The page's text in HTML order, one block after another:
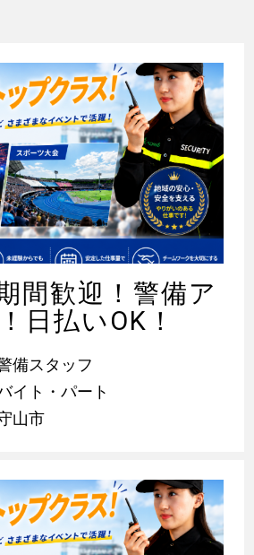
間歓迎！警備ア
日払いOK！
備スタッフ
イト・パート
山市